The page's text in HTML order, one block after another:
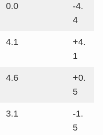
0.0
-4.
4
4.1
+4.
1
4.6
+0.
5
3.1
-1.
5